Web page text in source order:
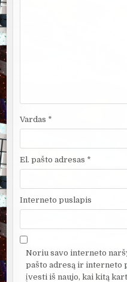
Vardas *
El. pašto adresas *
Interneto puslapis
Noriu savo interneto
pašto adresą ir interneto
įvesti iš naujo, kai kitą